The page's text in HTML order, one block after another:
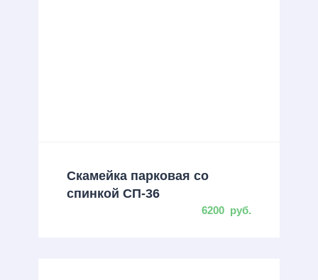
Скамейка парковая со
спинкой СП-36
6200 руб.